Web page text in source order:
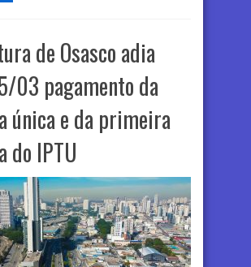
de Osasco adia
03 pagamento da
única e da primeira
do IPTU